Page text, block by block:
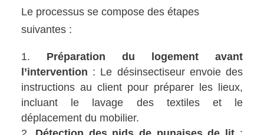
Le processus se compose des étapes
suivantes :
Préparation du logement avant
l’intervention : Le désinsectiseur envoie des
instructions au client pour préparer les lieux,
incluant le lavage des textiles et le
déplacement du mobilier.